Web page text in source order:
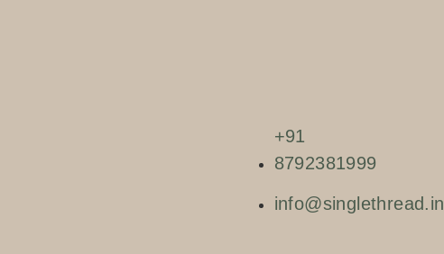
+91
8792381999
info@singlethread.in